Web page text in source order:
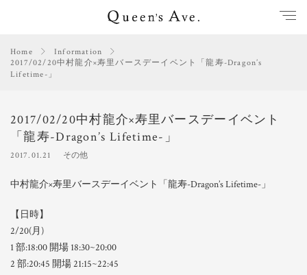
Home
Information
2017/02/20中村龍介×寿里バースデーイベント「龍寿-Dragon’s
Lifetime-」
2017/02/20中村龍介×寿里バースデーイベント
「龍寿-Dragon’s Lifetime-」
2017.01.21 その他
中村龍介×寿里バースデーイベント「龍寿-Dragon’s Lifetime-」
【日時】
2/20(月)
1 部:18:00 開場 18:30~20:00
2 部:20:45 開場 21:15~22:45